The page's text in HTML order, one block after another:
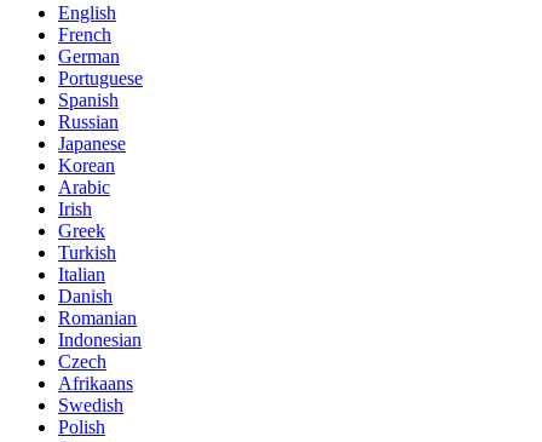
English
French
German
Portuguese
Spanish
Russian
Japanese
Korean
Arabic
Irish
Greek
Turkish
Italian
Danish
Romanian
Indonesian
Czech
Afrikaans
Swedish
Polish